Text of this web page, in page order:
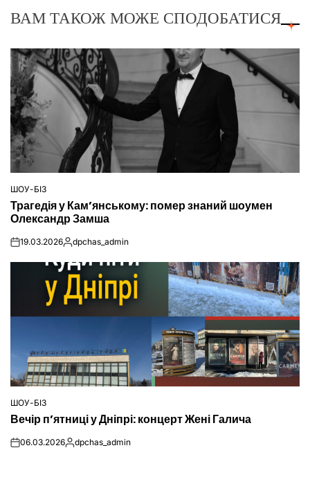
ВАМ ТАКОЖ МОЖЕ СПОДОБАТИСЯ
ОПУБЛІКУВАТИ
ШОУ-БІЗ
Трагедія у Кам’янському: помер знаний шоумен
Олександр Замша
on19.03.2026Опубліковано
dpchas_admin
ОПУБЛІКУВАТИ
У
ШОУ-БІЗ
Вечір п’ятниці у Дніпрі: концерт Жені Галича
on06.03.2026Опубліковано
dpchas_admin